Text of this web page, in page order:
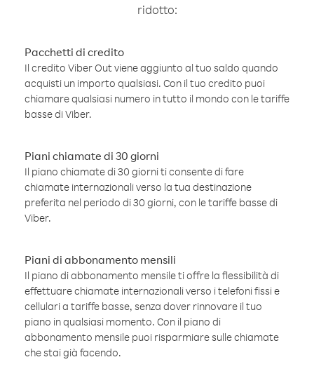
ridotto:
Pacchetti di credito
Il credito Viber Out viene aggiunto al tuo saldo quando
acquisti un importo qualsiasi. Con il tuo credito puoi
chiamare qualsiasi numero in tutto il mondo con le tariffe
basse di Viber.
Piani chiamate di 30 giorni
Il piano chiamate di 30 giorni ti consente di fare
chiamate internazionali verso la tua destinazione
preferita nel periodo di 30 giorni, con le tariffe basse di
Viber.
Piani di abbonamento mensili
Il piano di abbonamento mensile ti offre la flessibilità di
effettuare chiamate internazionali verso i telefoni fissi e
cellulari a tariffe basse, senza dover rinnovare il tuo
piano in qualsiasi momento. Con il piano di
abbonamento mensile puoi risparmiare sulle chiamate
che stai già facendo.